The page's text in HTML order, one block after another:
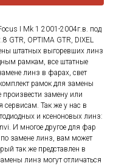
I Mk 1 2001-2004г.в. под
GTR, OPTIMA GTR, DIXEL
штатных выгоревших линз
рамкам, все штатные
линз в фарах, свет
рамок для замены
произвести замену или
сервисам. Так же у нас в
и ксеноновых линз:
И многое другое для фар
замене линз, вам может
так же представлен в
линз могут отличаться